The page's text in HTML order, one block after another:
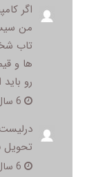
اگر
من
تاب
ها و
رو
تحویل